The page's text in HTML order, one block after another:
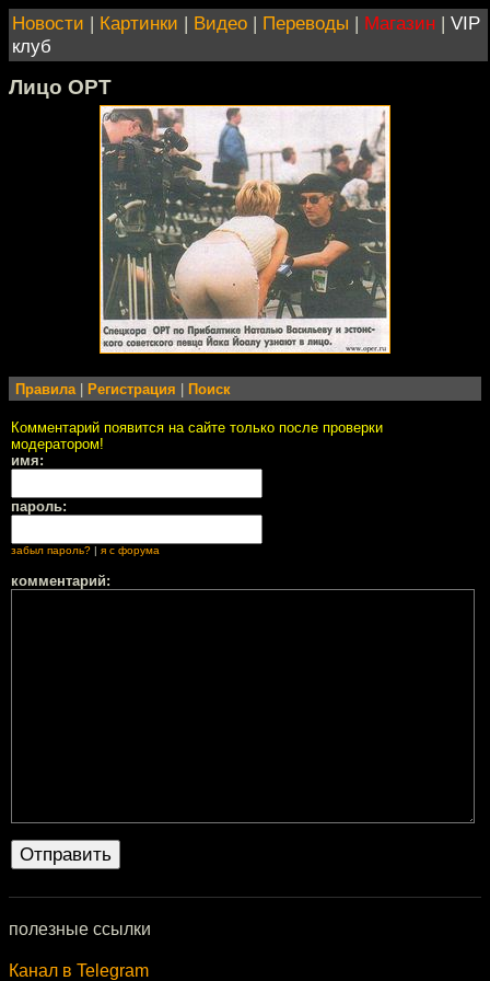
Новости | Картинки | Видео | Переводы | Магазин | VIP
клуб
Лицо ОРТ
Правила Регистрация Поиск
Комментарий появится на сайте только после проверки
модератором!
имя:
пароль:
забыл пароль? | я с форума
комментарий:
полезные ссылки
Канал в Telegram